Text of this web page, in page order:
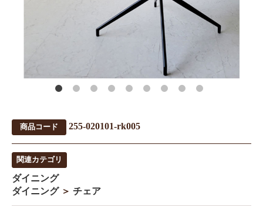
商品コード 255-020101-rk005
関連カテゴリ
ダイニング
ダイニング ＞ チェア